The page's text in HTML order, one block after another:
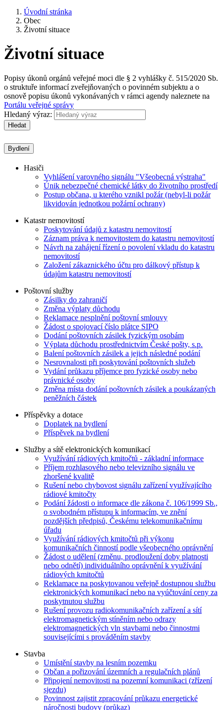
Úvodní stránka
Obec
Životní situace
Životní situace
Popisy úkonů orgánů veřejné moci dle § 2 vyhlášky č. 515/2020 Sb.
o struktuře informací zveřejňovaných o povinném subjektu a o
osnově popisu úkonů vykonávaných v rámci agendy naleznete na
Portálu veřejné správy
Hledaný výraz:
Hledat
Bydlení
Hasiči
Vyhlášení varovného signálu "Všeobecná výstraha"
Únik nebezpečné chemické látky do životního prostředí
Postup občana, u kterého vznikl požár (nebyl-li požár
likvidován jednotkou požární ochrany)
Katastr nemovitostí
Poskytování údajů z katastru nemovitostí
Záznam práva k nemovitostem do katastru nemovitostí
Návrh na zahájení řízení o povolení vkladu do katastru
nemovitostí
Založení zákaznického účtu pro dálkový přístup k
údajům katastru nemovitostí
Poštovní služby
Zásilky do zahraničí
Změna výplaty důchodu
Reklamace nesplnění poštovní smlouvy
Žádost o spojovací číslo plátce SIPO
Dodání poštovních zásilek fyzickým osobám
Výplata důchodu prostřednictvím České pošty, s.p.
Balení poštovních zásilek a jejich následné podání
Nesrovnalosti při poskytování poštovních služeb
Vydání průkazu příjemce pro fyzické osoby nebo
právnické osoby
Změna místa dodání poštovních zásilek a poukázaných
peněžních částek
Příspěvky a dotace
Doplatek na bydlení
Příspěvek na bydlení
Služby a sítě elektronických komunikací
Využívání rádiových kmitočtů - základní informace
Příjem rozhlasového nebo televizního signálu ve
zhoršené kvalitě
Rušení nebo chybovost signálu zařízení využívajícího
rádiové kmitočty
Podání žádosti o informace dle zákona č. 106/1999 Sb.,
o svobodném přístupu k informacím, ve znění
pozdějších předpisů, Českému telekomunikačnímu
úřadu
Využívání rádiových kmitočtů při výkonu
komunikačních činností podle všeobecného oprávnění
Žádost o udělení (změnu, prodloužení doby platnosti
nebo odnětí) individuálního oprávnění k využívání
rádiových kmitočtů
Reklamace na poskytovanou veřejně dostupnou službu
elektronických komunikací nebo na vyúčtování ceny za
poskytnutou službu
Rušení provozu radiokomunikačních zařízení a sítí
elektromagnetickým stíněním nebo odrazy
elektromagnetických vln stavbami nebo činnostmi
souvisejícími s prováděním stavby
Stavba
Umístění stavby na lesním pozemku
Občan a pořizování územních a regulačních plánů
Připojení nemovitosti na pozemní komunikaci (zřízení
sjezdu)
Povinnost zajistit zpracování průkazu energetické
náročnosti budovy (průkaz)